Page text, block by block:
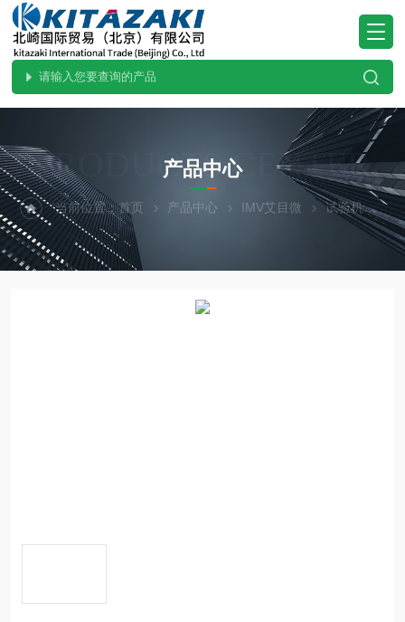
PRODUCTS CENTER
产品中心
当前位置：首页 产品中心 IMV艾目微 试验机